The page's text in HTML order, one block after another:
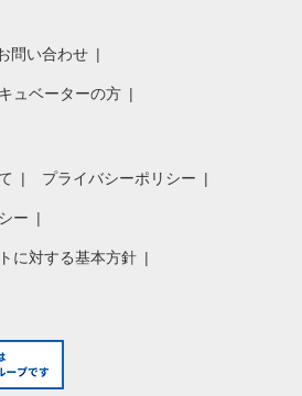
問い合わせ
ュベーターの方
プライバシーポリシー
ー
に対する基本方針